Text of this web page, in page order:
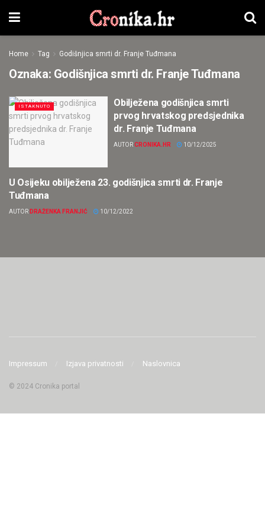
Home Tag Godišnjica smrti dr. Franje Tuđmana
Oznaka: Godišnjica smrti dr. Franje Tuđmana
ISTAKNUTO
Obilježena godišnjica smrti
prvog hrvatskog predsjednika
dr. Franje Tuđmana
AUTORCRONIKA.HR 10/12/2025
LOKALNO
U Osijeku obilježena 23. godišnjica smrti dr. Franje
Tuđmana
AUTOR DRAŽENKA FRANJIĆ 10/12/2022
Impressum Izjava privatnosti Naslovnica
© 2024 Cronika portal